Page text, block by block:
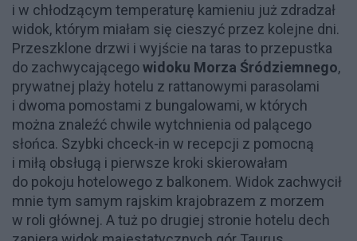
i w chłodzącym temperaturę kamieniu już zdradzał
widok, którym miałam się cieszyć przez kolejne dni.
Przeszklone drzwi i wyjście na taras to przepustka
do zachwycającegowidoku Morza Śródziemnego,
prywatnej plaży hotelu z rattanowymi parasolami
i dwoma pomostami z bungalowami, w których
można znaleźć chwile wytchnienia od palącego
słońca. Szybki chceck-in w recepcji z pomocną
i miłą obsługą i pierwsze kroki skierowałam
do pokoju hotelowego z balkonem. Widok zachwycił
mnie tym samym rajskim krajobrazem z morzem
w roli głównej. A tuż po drugiej stronie hotelu dech